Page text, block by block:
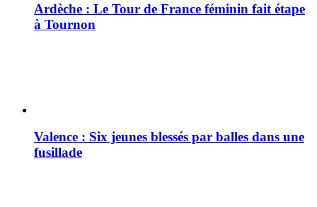
Ardèche : Le Tour de France féminin fait étape
à Tournon
Valence : Six jeunes blessés par balles dans une
fusillade